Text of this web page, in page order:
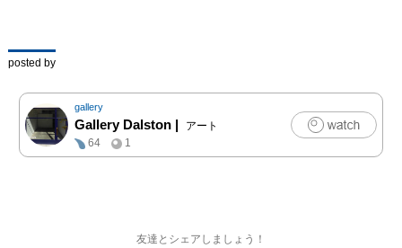
が紙だと知ったのは数年
後、本岡さんが東京芸術
大学の彫刻学科の大学院
の卒業制作展でご本人か
らお話を伺った時でし
た。染色した紙に酢酸ビ
法で「歪曲張り子」と名
posted by
gallery
Gallery Dalston |
アート
64
1
友達とシェアしましょう！